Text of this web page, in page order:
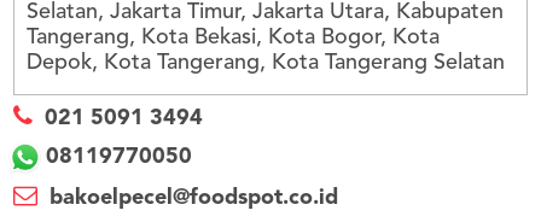
Selatan, Jakarta Timur, Jakarta Utara, Kabupaten
Tangerang, Kota Bekasi, Kota Bogor, Kota
Depok, Kota Tangerang, Kota Tangerang Selatan
021 5091 3494
08119770050
bakoelpecel@foodspot.co.id